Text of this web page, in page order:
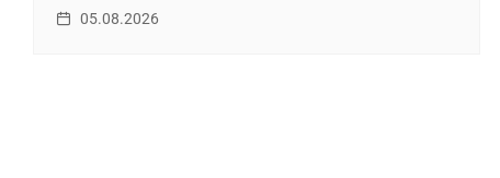
05.08.2026